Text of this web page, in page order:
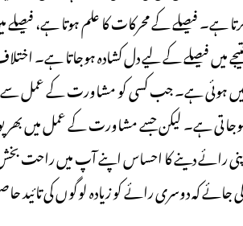
ہے۔ فیصلے کے محرکات کا علم ہوتا ہے، فیصلے
فیصلے کے لیے دل کشادہ ہوجاتا ہے۔
ہوئی ہے۔ جب کسی کو مشاورت کے عمل
ہے۔ لیکن جسے مشاورت کے عمل میں
رائے دینے کا احساس اپنے آپ میں راحت بخش
کہ دوسری رائے کو زیادہ لوگوں کی تائید